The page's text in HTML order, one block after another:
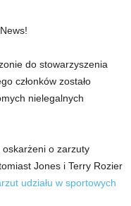
do stowarzyszenia
członków zostało
nielegalnych
o zarzuty
Jones i Terry Rozier
udziału w sportowych